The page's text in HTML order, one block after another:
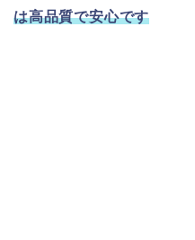
は高品質で安心です